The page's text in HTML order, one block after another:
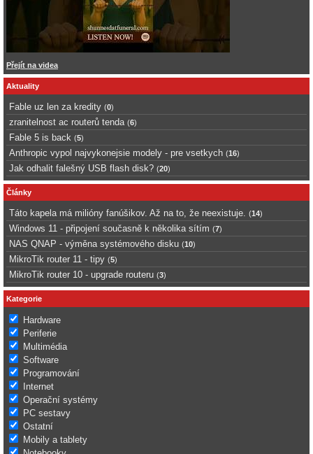
Přejít na videa
Aktuality
Fable uz len za kredity (0)
zranitelnost ac routerů tenda (6)
Fable 5 is back (5)
Anthropic vypol najvykonejsie modely - pre vsetkych (16)
Jak odhalit falešný USB flash disk? (20)
Články
Táto kapela má milióny fanúšikov. Až na to, že neexistuje. (14)
Windows 11 - připojení současně k několika sítím (7)
NAS QNAP - výměna systémového disku (10)
MikroTik router 11 - tipy (5)
MikroTik router 10 - upgrade routeru (3)
Kategorie
Hardware
Periferie
Multimédia
Software
Programování
Internet
Operační systémy
PC sestavy
Ostatní
Mobily a tablety